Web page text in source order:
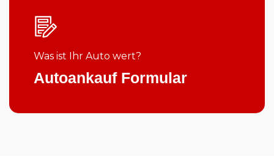
Was ist Ihr Auto wert?
Autoankauf Formular